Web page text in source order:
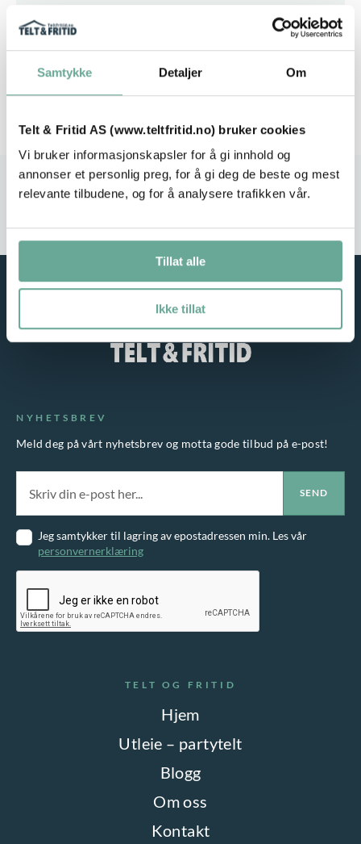
Samtykke Detaljer Om
Telt & Fritid AS (www.teltfritid.no) bruker cookies
Vi bruker informasjonskapsler for å gi innhold og
annonser et personlig preg, for å gi deg de beste og mest
relevante tilbudene, og for å analysere trafikken vår.
Tillat alle
Ikke tillat
Stort utvalg Rask leveranse
TELT OG FRITID
Hjem
Utleie – partytelt
Blogg
Om oss
Kontakt
NYHETSBREV
Meld deg på vårt nyhetsbrev og motta gode tilbud på e-post!
Jeg samtykker til lagring av epostadressen min. Les vår
personvernerklæring